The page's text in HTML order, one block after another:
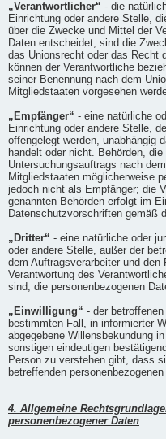
„Verantwortlicher“ - die
Einrichtung oder andere Stelle,
über die Zwecke und Mittel der
Daten entscheidet; sind die
das Unionsrecht oder das Recht
können der Verantwortliche
seiner Benennung nach dem
Mitgliedstaaten vorgesehen
„Empfänger“ - eine natürliche
Einrichtung oder andere Stelle,
offengelegt werden, unabhängig
handelt oder nicht. Behörden,
Untersuchungsauftrags nach
Mitgliedstaaten möglicherweise
jedoch nicht als Empfänger; die
genannten Behörden erfolgt im
Datenschutzvorschriften gemäß
„Dritter“ - eine natürliche oder
oder andere Stelle, außer der
dem Auftragsverarbeiter und
Verantwortung des
sind, die personenbezogenen
„Einwilligung“ - der
bestimmten Fall, in informierter
abgegebene Willensbekundung
sonstigen eindeutigen
Person zu verstehen gibt, dass
betreffenden
4. Allgemeine
personenbezogener Daten